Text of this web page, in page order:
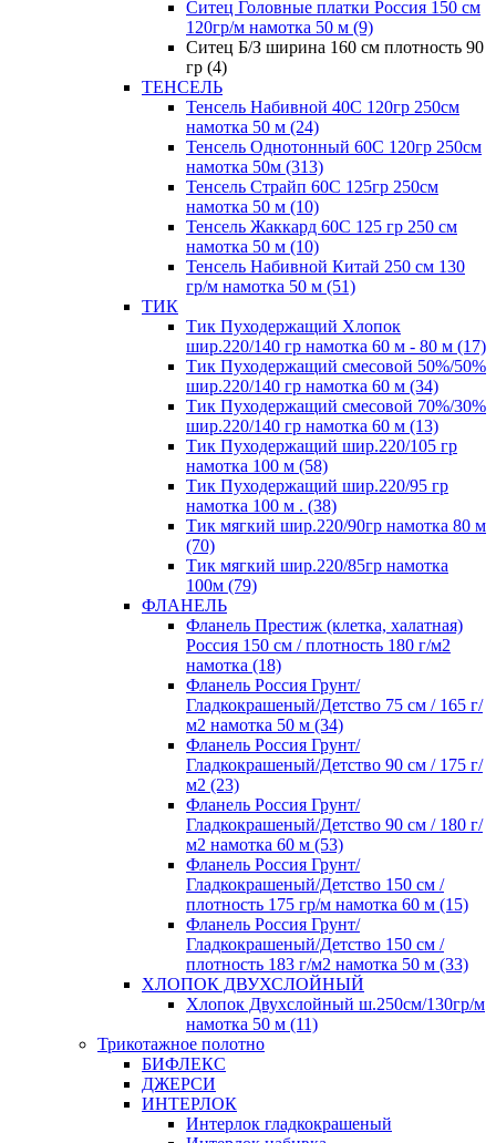
Ситец Головные платки Россия 150 см
120гр/м намотка 50 м (9)
Ситец Б/З ширина 160 см плотность 90
гр (4)
ТЕНСЕЛЬ
Тенсель Набивной 40С 120гр 250см
намотка 50 м (24)
Тенсель Однотонный 60С 120гр 250см
намотка 50м (313)
Тенсель Страйп 60С 125гр 250см
намотка 50 м (10)
Тенсель Жаккард 60С 125 гр 250 см
намотка 50 м (10)
Тенсель Набивной Китай 250 см 130
гр/м намотка 50 м (51)
ТИК
Тик Пуходержащий Хлопок
шир.220/140 гр намотка 60 м - 80 м (17)
Тик Пуходержащий смесовой 50%/50%
шир.220/140 гр намотка 60 м (34)
Тик Пуходержащий смесовой 70%/30%
шир.220/140 гр намотка 60 м (13)
Тик Пуходержащий шир.220/105 гр
намотка 100 м (58)
Тик Пуходержащий шир.220/95 гр
намотка 100 м . (38)
Тик мягкий шир.220/90гр намотка 80 м
(70)
Тик мягкий шир.220/85гр намотка
100м (79)
ФЛАНЕЛЬ
Фланель Престиж (клетка, халатная)
Россия 150 см / плотность 180 г/м2
намотка (18)
Фланель Россия Грунт/
Гладкокрашеный/Детство 75 см / 165 г/
м2 намотка 50 м (34)
Фланель Россия Грунт/
Гладкокрашеный/Детство 90 см / 175 г/
м2 (23)
Фланель Россия Грунт/
Гладкокрашеный/Детство 90 см / 180 г/
м2 намотка 60 м (53)
Фланель Россия Грунт/
Гладкокрашеный/Детство 150 см /
плотность 175 гр/м намотка 60 м (15)
Фланель Россия Грунт/
Гладкокрашеный/Детство 150 см /
плотность 183 г/м2 намотка 50 м (33)
ХЛОПОК ДВУХСЛОЙНЫЙ
Хлопок Двухслойный ш.250см/130гр/м
намотка 50 м (11)
Трикотажное полотно
БИФЛЕКС
ДЖЕРСИ
ИНТЕРЛОК
Интерлок гладкокрашеный